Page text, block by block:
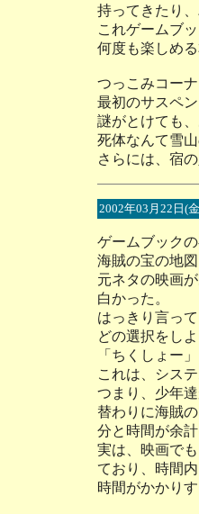
持ってきたり
これゲームブ
何度も楽しめ
つっこみコー
最初のサスペン
謎がとけても
死体なんて雪
さらには、宿
2002年03月22日(
ゲームブック
海賊の宝の地
元ネタの映画
白かった。
はっきり言っ
どの選択をし
「ちくしょー
これは、シス
つまり、少年
替わりに海賊
分と時間が余計
実は、映画で
ており、時間
時間がかかり